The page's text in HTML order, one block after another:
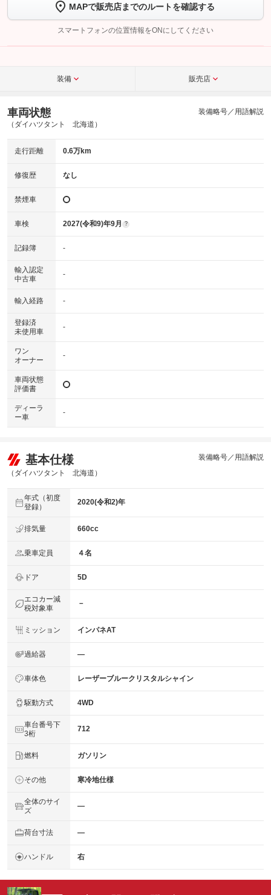
トーク画面で
ボタンをタップして問い合わせを
完了してください。
こちら
MAPで販売店までのルートを確認する
スマートフォンの位置情報をONにしてください
装備 販売店
車両状態
（ダイハツタント 北海道）
装備略号／用語解説
走行距離 0.6万km
修復歴 なし
禁煙車
車検 2027(令和9)年9月 ?
記録簿 -
輸入認定
中古車
-
輸入経路 -
登録済
未使用車
-
ワン
オーナー
-
車両状態
評価書
ディーラ
ー車
-
基本仕様
（ダイハツタント 北海道）
装備略号／用語解説
年式（初度
登録）
2020(令和2)年
排気量 660cc
乗車定員 ４名
ドア 5D
エコカー減
税対象車
－
ミッション インパネAT
過給器 ―
車体色 レーザーブルークリスタルシャイン
駆動方式 4WD
車台番号下
3桁
712
燃料 ガソリン
その他 寒冷地仕様
全体のサイ
ズ
―
荷台寸法 ―
ハンドル 右